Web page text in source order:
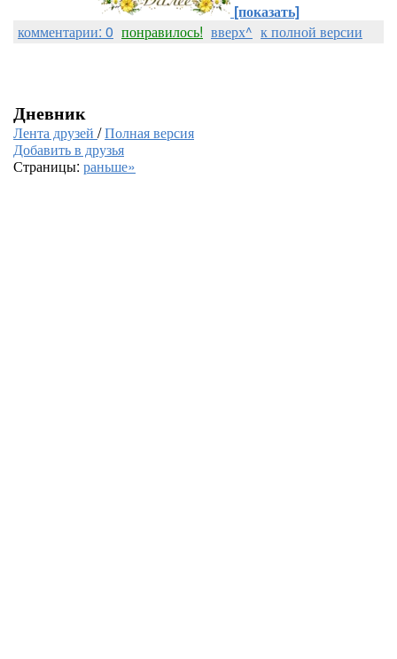
[показать]
комментарии: 0 понравилось! вверх^ к полной версии
Дневник
Лента друзей /Полная версия
Добавить в друзья
Страницы: раньше»